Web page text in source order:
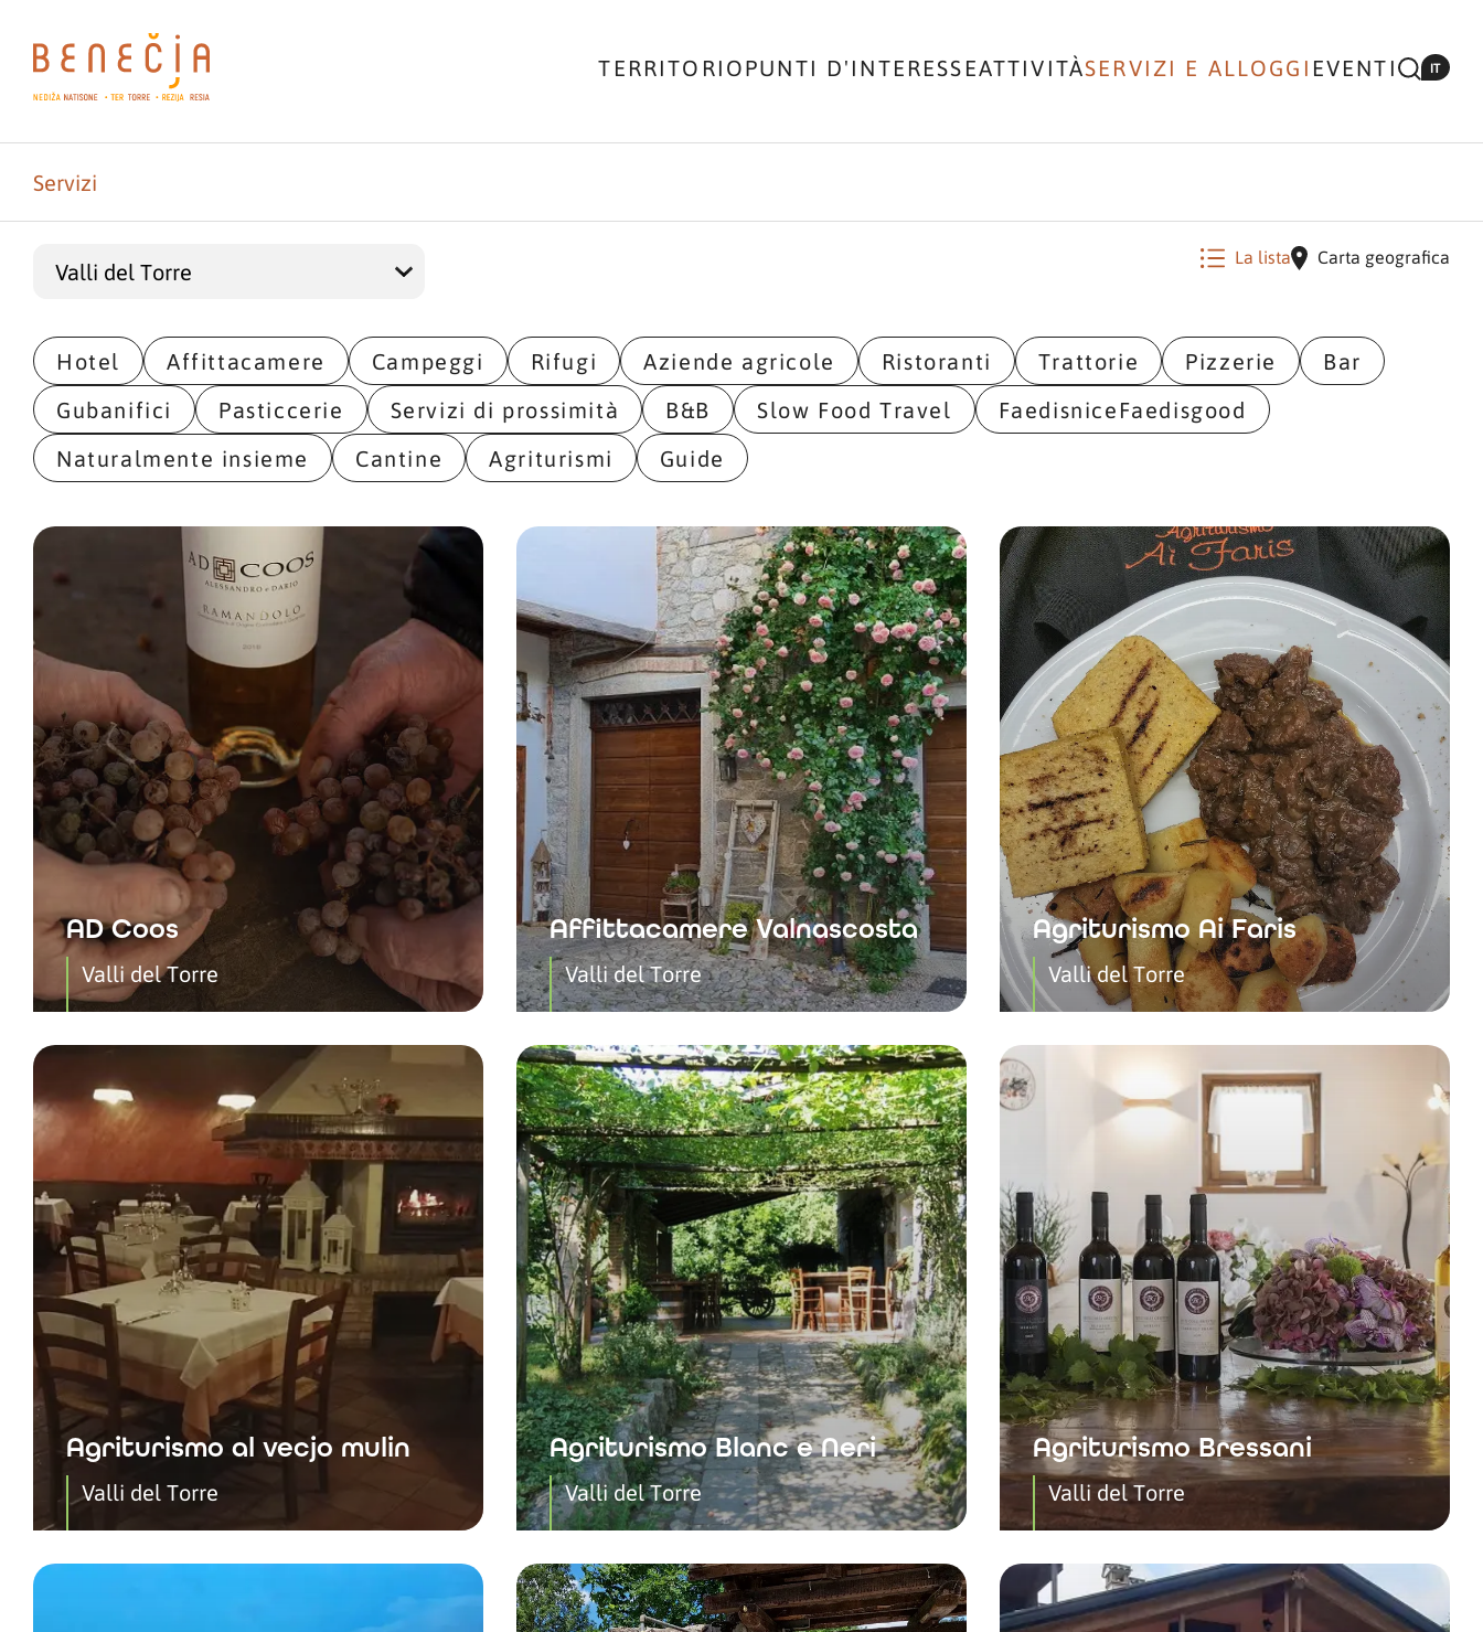
TERRITORIOPUNTI D'INTERESSEATTIVITÀSERVIZI E ALLOGGI EVENTI IT
Servizi
La lista Carta geografica
Hotel Affittacamere Campeggi Rifugi Aziende agricole Ristoranti Trattorie Pizzerie
Bar
Gubanifici
Pasticcerie Servizi di prossimità B&B Slow Food Travel
FaedisniceFaedisgood
Naturalmente insieme
Cantine Agriturismi Guide
AD Coos
Valli del Torre
Affittacamere Valnascosta
Valli del Torre
Agriturismo Ai Faris
Valli del Torre
Agriturismo al vecjo mulin
Valli del Torre
Agriturismo Blanc e Neri
Valli del Torre
Agriturismo Bressani
Valli del Torre